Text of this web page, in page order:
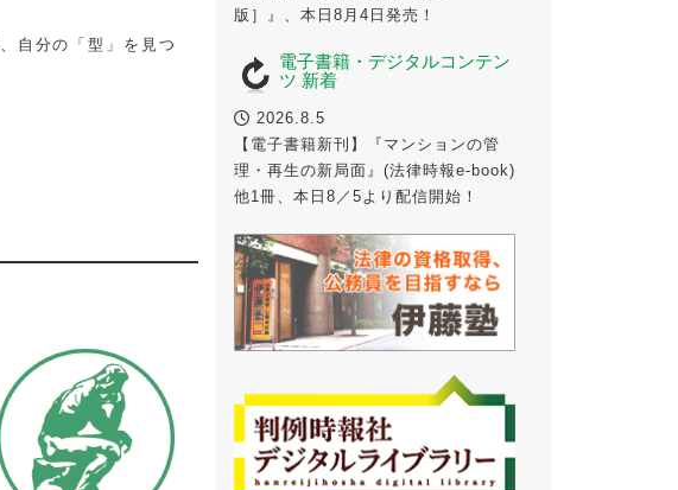
自分の「型」を見つ
版］』、本日8月4日発売！
電子書籍・デジタルコンテン
ツ 新着
2026.8.5
【電子書籍新刊】『マンションの管
理・再生の新局面』(法律時報e-book)
他1冊、本日8／5より配信開始！